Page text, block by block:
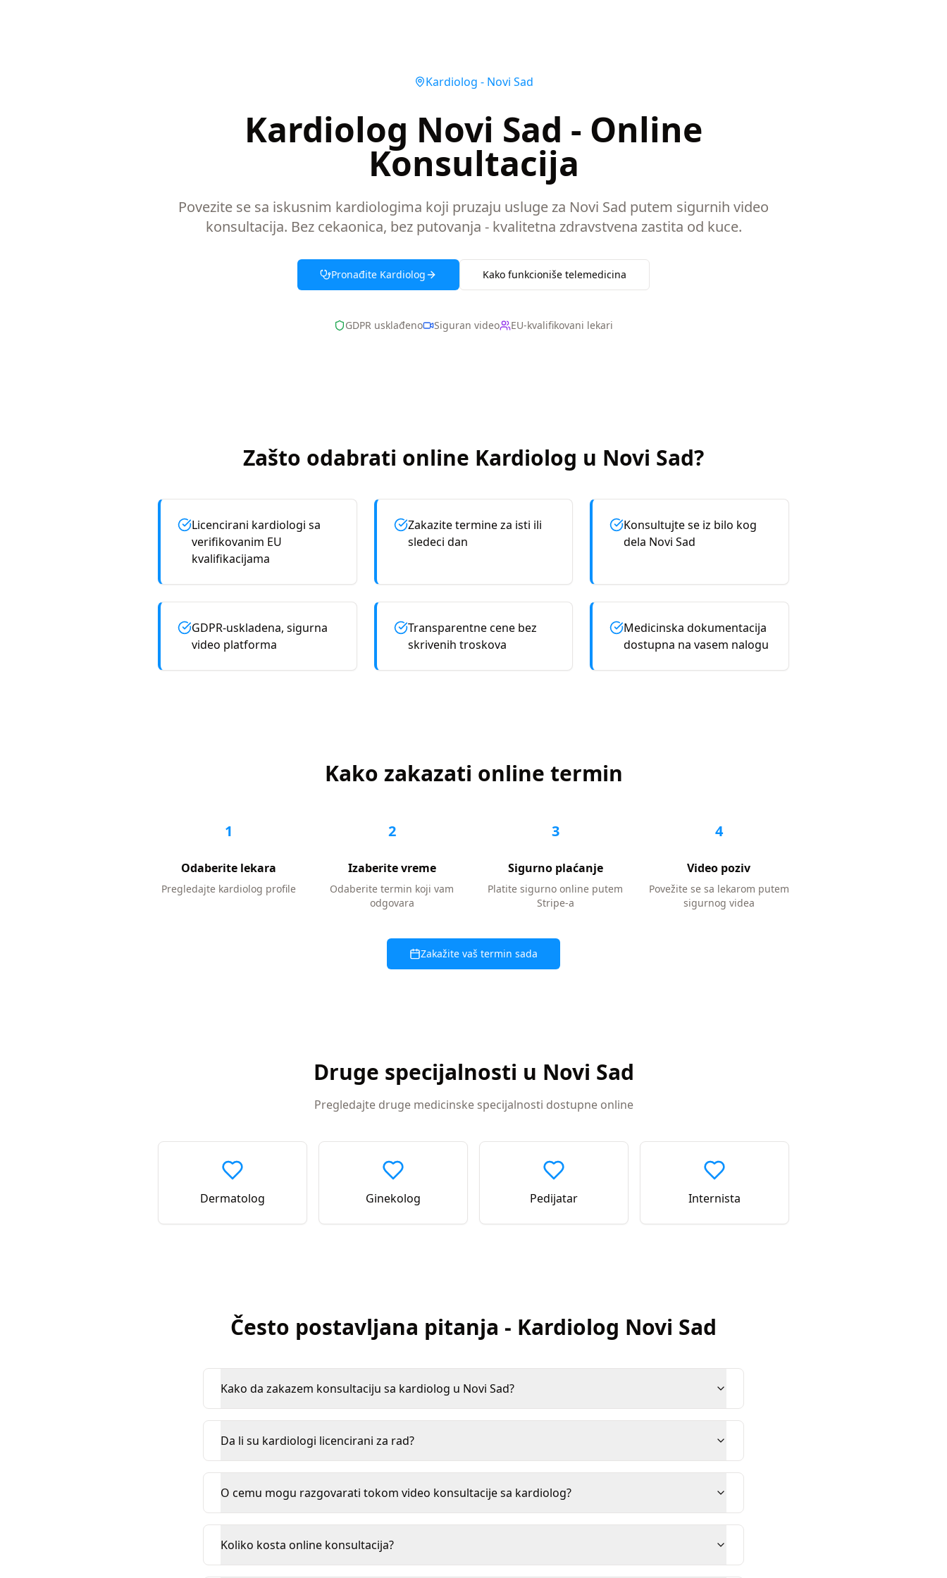
Kardiolog - Novi Sad
Kardiolog Novi Sad - Online
Konsultacija
Povezite se sa iskusnim kardiologima koji pruzaju usluge za Novi Sad putem sigurnih video
konsultacija. Bez cekaonica, bez putovanja - kvalitetna zdravstvena zastita od kuce.
Pronađite Kardiolog Kako funkcioniše telemedicina
GDPR usklađeno Siguran video EU-kvalifikovani lekari
Zašto odabrati online Kardiolog u Novi Sad?
Licencirani kardiologi sa
verifikovanim EU
kvalifikacijama
Zakazite termine za isti ili
sledeci dan
Konsultujte se iz bilo kog
dela Novi Sad
GDPR-uskladena, sigurna
video platforma
Transparentne cene bez
skrivenih troskova
Medicinska dokumentacija
dostupna na vasem nalogu
Kako zakazati online termin
1
Odaberite lekara
Pregledajte kardiolog profile
2
Izaberite vreme
Odaberite termin koji vam
odgovara
3
Sigurno plaćanje
Platite sigurno online putem
Stripe-a
4
Video poziv
Povežite se sa lekarom putem
sigurnog videa
Zakažite vaš termin sada
Druge specijalnosti u Novi Sad
Pregledajte druge medicinske specijalnosti dostupne online
Dermatolog Ginekolog Pedijatar Internista
Često postavljana pitanja - Kardiolog Novi Sad
Kako da zakazem konsultaciju sa kardiolog u Novi Sad?
Da li su kardiologi licencirani za rad?
O cemu mogu razgovarati tokom video konsultacije sa kardiolog?
Koliko kosta online konsultacija?